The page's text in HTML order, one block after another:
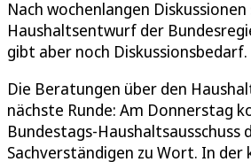
Nach wochenlangen
Haushaltsentwurf der
gibt aber noch Diskussionsbedarf.
Die Beratungen über den
nächste Runde: Am Donnerstag
Bundestags-Haushaltsausschuss
Sachverständigen zu Wort. In der